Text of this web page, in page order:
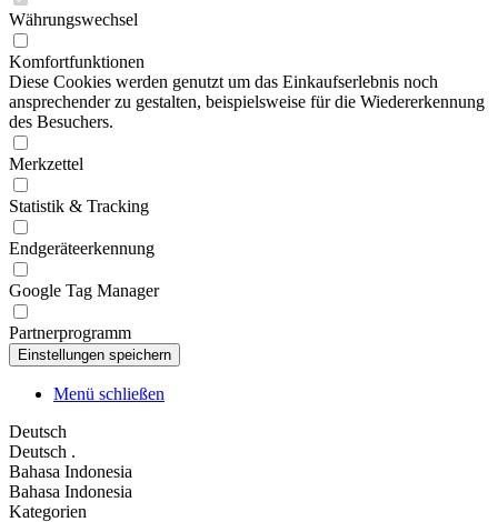
Währungswechsel
Komfortfunktionen
Diese Cookies werden genutzt um das Einkaufserlebnis noch
ansprechender zu gestalten, beispielsweise für die Wiedererkennung
des Besuchers.
Merkzettel
Statistik & Tracking
Endgeräteerkennung
Google Tag Manager
Partnerprogramm
Menü schließen
Deutsch
Deutsch .
Bahasa Indonesia
Bahasa Indonesia
Kategorien